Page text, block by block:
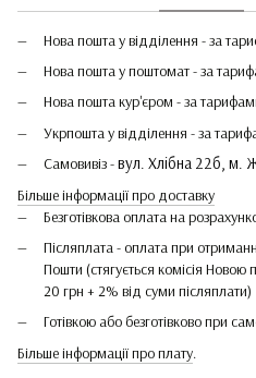
Нова пошта у відділення - за
Нова пошта у поштомат - за
Нова пошта кур'єром - за
Укрпошта у відділення - за
Самовивіз -вул. Хлібна 22б, м.
Більше інформації про доставку
Безготівкова оплата на
Післяплата - оплата при
Пошти (стягується комісія Новою
20 грн + 2% від суми післяплати)
Готівкою або безготівково при
Більше інформації про плату.